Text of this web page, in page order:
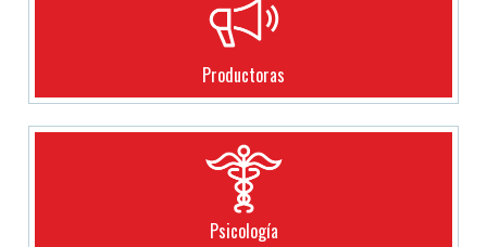
Productoras
Psicología